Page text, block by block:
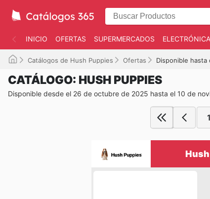
INICIO OFERTAS SUPERMERCADOS ELECTRÓNICA
Catálogos de Hush Puppies Ofertas Disponible hasta
CATÁLOGO: HUSH PUPPIES
Disponible desde el 26 de octubre de 2025 hasta el 10 de
1